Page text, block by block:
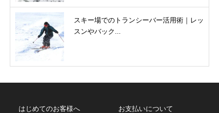
スキー場でのトランシーバー活用術｜レッ
スンやバック...
はじめてのお客様へ
お支払いについて